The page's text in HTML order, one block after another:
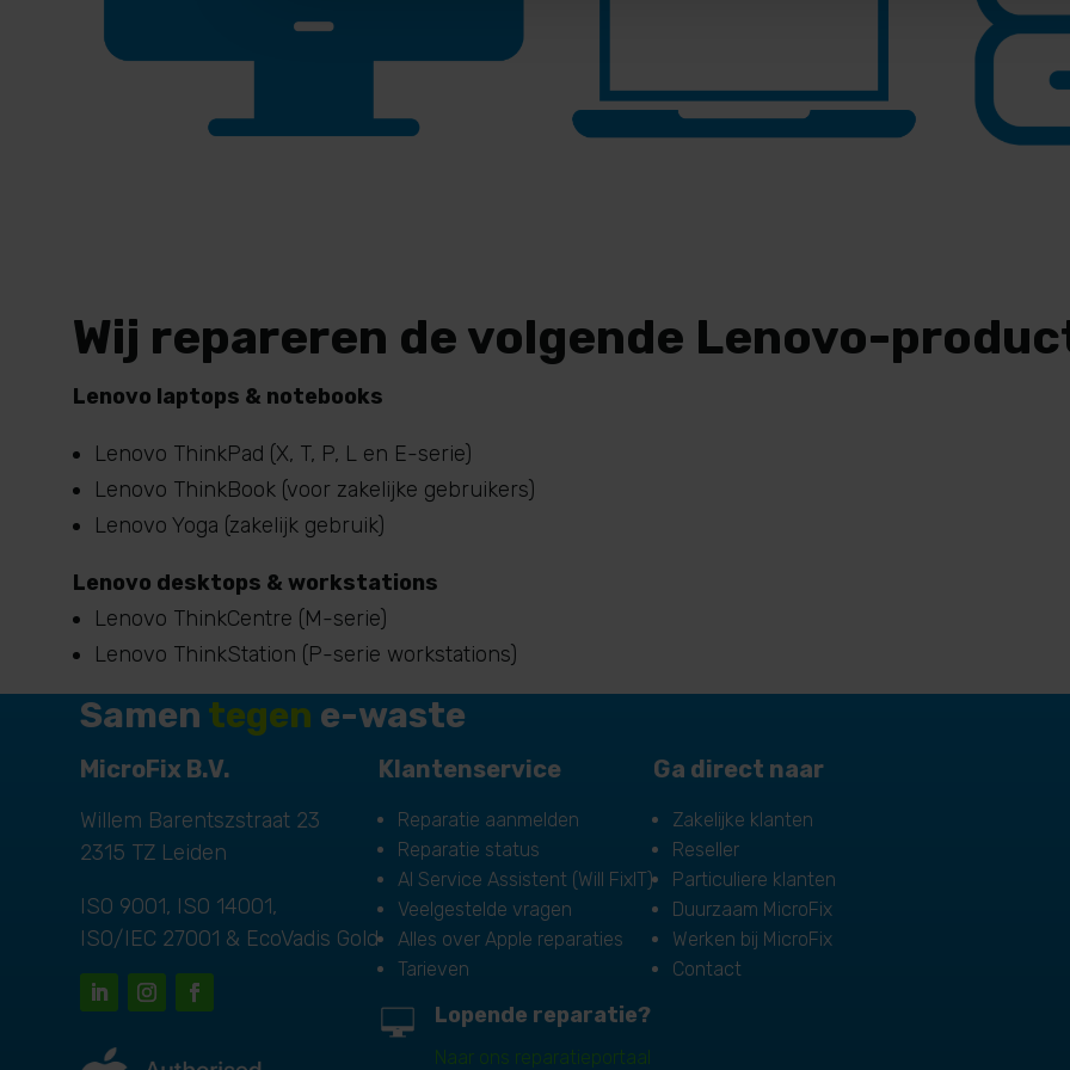
Wij repareren de volgende Lenovo-
Lenovo laptops & notebooks
Lenovo ThinkPad (X, T, P, L en E-serie)
Lenovo ThinkBook (voor zakelijke gebruikers)
Lenovo Yoga (zakelijk gebruik)
Lenovo desktops & workstations
Lenovo ThinkCentre (M-serie)
Lenovo ThinkStation (P-serie workstations)
Samen tegen e-waste
MicroFix B.V.
Willem Barentszstraat 23
2315 TZ Leiden
ISO 9001, ISO 14001,
ISO/IEC 27001 & EcoVadis Gold
Klantenservice
Reparatie aanmelden
Reparatie status
AI Service Assistent (Will FixIT)
Veelgestelde vragen
Alles over Apple reparaties
Tarieven
Ga direct naar
Zakelijke klanten
Reseller
Particuliere klanten
Duurzaam MicroFix
Werken bij MicroFix
Contact
Lopende reparatie?
Naar ons reparatieportaal